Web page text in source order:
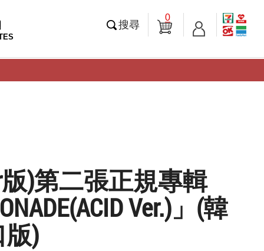
搜尋
0
版)第二張正規專輯
Ver.)」(韓
)